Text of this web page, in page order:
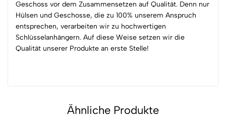
Geschoss vor dem Zusammensetzen auf Qualität. Denn nur
Hülsen und Geschosse, die zu 100% unserem Anspruch
entsprechen, verarbeiten wir zu hochwertigen
Schlüsselanhängern. Auf diese Weise setzen wir die
Qualität unserer Produkte an erste Stelle!
Ähnliche Produkte